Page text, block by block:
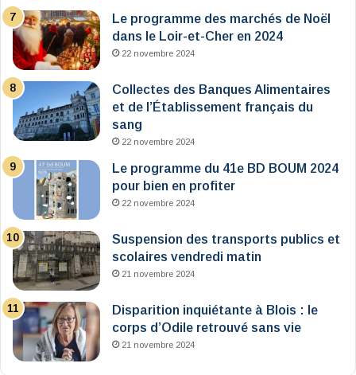
Le programme des marchés de Noël
dans le Loir-et-Cher en 2024
22 novembre 2024
Collectes des Banques Alimentaires
et de l’Établissement français du
sang
22 novembre 2024
Le programme du 41e BD BOUM 2024
pour bien en profiter
22 novembre 2024
Suspension des transports publics et
scolaires vendredi matin
21 novembre 2024
Disparition inquiétante à Blois : le
corps d’Odile retrouvé sans vie
21 novembre 2024